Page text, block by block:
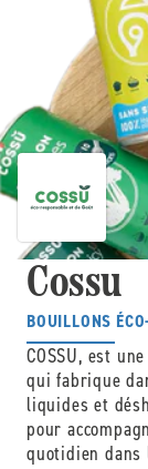
Cossu
BOUILLONS
COSSU, est
qui fabrique
liquides et
pour
quotidien